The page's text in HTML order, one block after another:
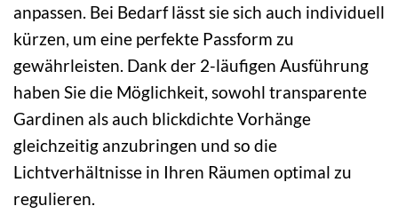
anpassen. Bei Bedarf lässt sie sich auch individuell
kürzen, um eine perfekte Passform zu
gewährleisten. Dank der 2-läufigen Ausführung
haben Sie die Möglichkeit, sowohl transparente
Gardinen als auch blickdichte Vorhänge
gleichzeitig anzubringen und so die
Lichtverhältnisse in Ihren Räumen optimal zu
regulieren.